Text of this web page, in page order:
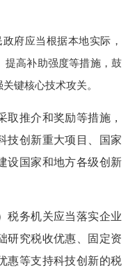
府应当根据本地实际，
提高补助强度等措施，鼓
键核心技术攻关。
推介和奖励等措施，
技创新重大项目、国家
设国家和地方各级创新
务机关应当落实企业
研究税收优惠、固定资
惠等支持科技创新的税